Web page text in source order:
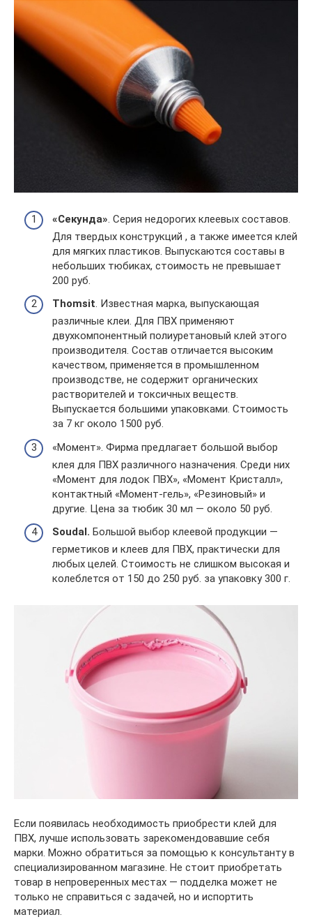
«Секунда». Серия недорогих клеевых составов.
Для твердых конструкций , а также имеется клей
для мягких пластиков. Выпускаются составы в
небольших тюбиках, стоимость не превышает
200 руб.
Thomsit. Известная марка, выпускающая
различные клеи. Для ПВХ применяют
двухкомпонентный полиуретановый клей этого
производителя. Состав отличается высоким
качеством, применяется в промышленном
производстве, не содержит органических
растворителей и токсичных веществ.
Выпускается большими упаковками. Стоимость
за 7 кг около 1500 руб.
«Момент». Фирма предлагает большой выбор
клея для ПВХ различного назначения. Среди них
«Момент для лодок ПВХ», «Момент Кристалл»,
контактный «Момент-гель», «Резиновый» и
другие. Цена за тюбик 30 мл — около 50 руб.
Soudal. Большой выбор клеевой продукции —
герметиков и клеев для ПВХ, практически для
любых целей. Стоимость не слишком высокая и
колеблется от 150 до 250 руб. за упаковку 300 г.
Если появилась необходимость приобрести клей для
ПВХ, лучше использовать зарекомендовавшие себя
марки. Можно обратиться за помощью к консультанту в
специализированном магазине. Не стоит приобретать
товар в непроверенных местах — подделка может не
только не справиться с задачей, но и испортить
материал.